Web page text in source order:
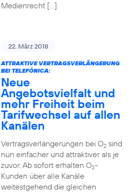
Medienrecht […]
22. März 2018
ATTRAKTIVE VERTRAGSVERLÄNGERUNG
BEI TELEFÓNICA:
Neue
Angebotsvielfalt und
mehr Freiheit beim
Tarifwechsel auf allen
Kanälen
Vertragsverlängerungen bei O2sind
nun einfacher und attraktiver als je
zuvor. Ab sofort erhalten O2-
Kunden über alle Kanäle
weitestgehend die gleichen